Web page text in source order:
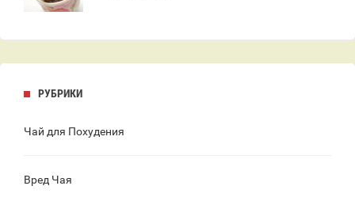
РУБРИКИ
Чай для Похудения
Вред Чая